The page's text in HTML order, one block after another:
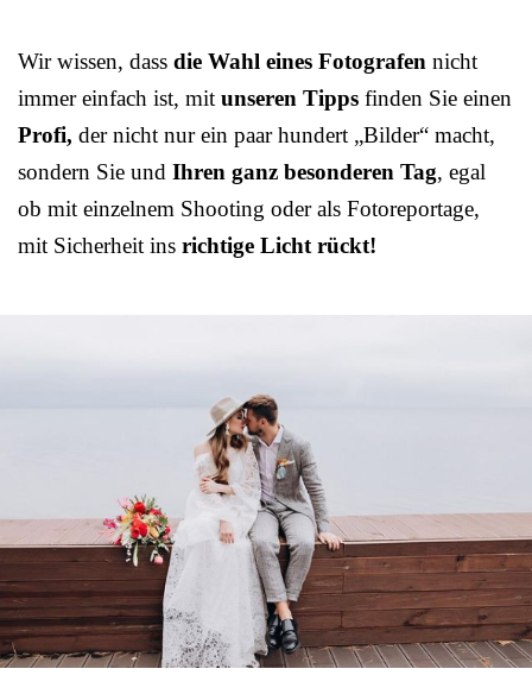
Wir wissen, dass die Wahl eines Fotografen nicht
immer einfach ist, mit unseren Tipps finden Sie einen
Profi, der nicht nur ein paar hundert „Bilder“ macht,
sondern Sie und Ihren ganz besonderen Tag, egal
ob mit einzelnem Shooting oder als Fotoreportage,
mit Sicherheit ins richtige Licht rückt!